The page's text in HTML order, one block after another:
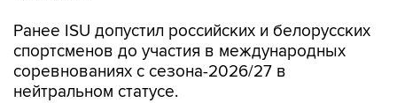
Ранее ISU допустил российских и белорусских
спортсменов до участия в международных
соревнованиях с сезона-2026/27 в
нейтральном статусе.